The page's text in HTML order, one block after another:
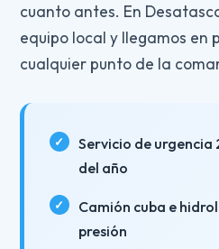
cuanto antes. En
equipo local y llegamos en
cualquier punto de la
Servicio de urgencia
del año
Camión cuba e
presión